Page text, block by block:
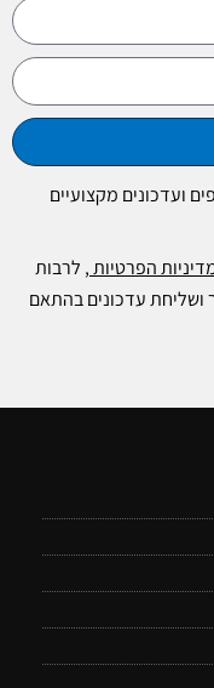
ועדכונים מקצועיים
הפרטיות, לרבות
ושליחת עדכונים בהתאם